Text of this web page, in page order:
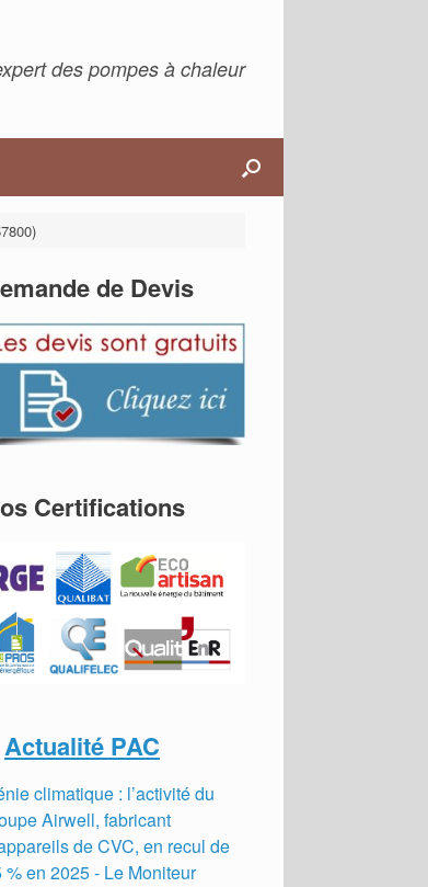
des pompes à chaleur
de Devis
Certifications
Actualité PAC
climatique : l’activité du
Airwell, fabricant
de CVC, en recul de
% en 2025 - Le Moniteur